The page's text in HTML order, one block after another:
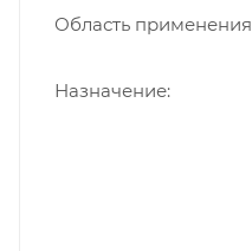
Область применения
Назначение